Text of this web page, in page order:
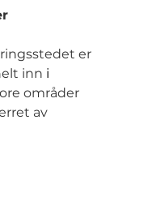
er
inn i
områder
av